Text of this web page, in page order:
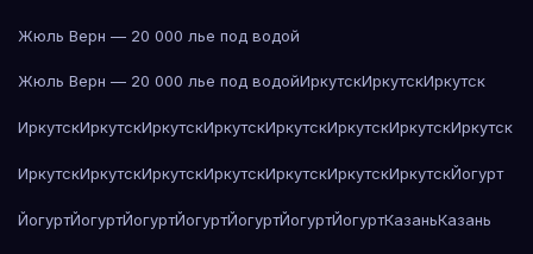
Жюль Верн — 20 000 лье под водой
Жюль Верн — 20 000 лье под водойИркутскИркутскИркутск
ИркутскИркутскИркутскИркутскИркутскИркутскИркутскИркутск
ИркутскИркутскИркутскИркутскИркутскИркутскИркутскЙогурт
ЙогуртЙогуртЙогуртЙогуртЙогуртЙогуртЙогуртКазаньКазань